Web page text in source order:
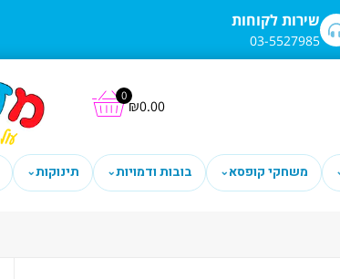
שירות לקוחות
03-5527985
₪0.00
0
משחקי קופסא⌄ בובות ודמויות⌄ תינוקות⌄